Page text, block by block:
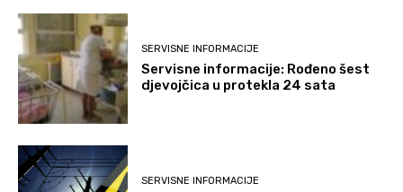
SERVISNE INFORMACIJE
Servisne informacije: Rođeno šest
djevojčica u protekla 24 sata
SERVISNE INFORMACIJE